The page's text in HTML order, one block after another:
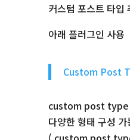
커스텀 포스트 타입
아래 플러그인 사용
Custom Post
custom post type
다양한 형태 구성 가